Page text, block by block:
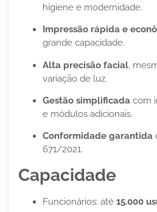
higiene e modernidade.
Impressão rápida e
grande capacidade.
Alta precisão facial ,
variação de luz.
Gestão simplificada com
e módulos adicionais.
Conformidade garantida
671/2021.
Capacidade
Funcionários: até 15.000